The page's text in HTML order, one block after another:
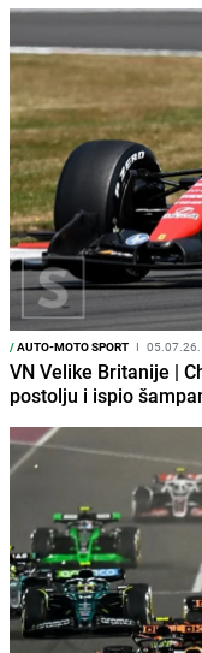
/AUTO-MOTO SPORT I 05.07.26.
VN Velike Britanije |
postolju i ispio